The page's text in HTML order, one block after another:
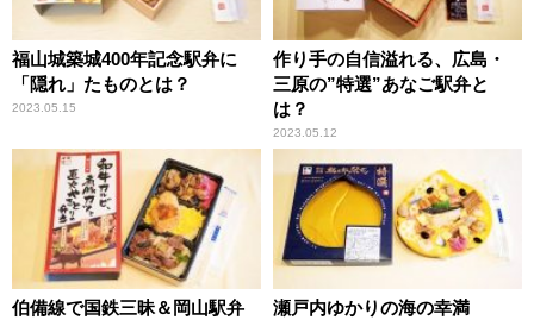
福山城築城400年記念駅弁に
「隠れ」たものとは？
2023.05.15
作り手の自信溢れる、広島・
三原の”特選”あなご駅弁と
は？
2023.05.12
伯備線で国鉄三昧＆岡山駅弁
瀬戸内ゆかりの海の幸満